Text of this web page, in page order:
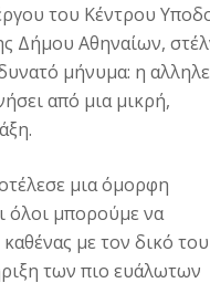
του Κέντρου
Δήμου Αθηναίων,
μήνυμα: η
από μια μικρή,
μια όμορφη
όλοι μπορούμε να
με τον δικό του
των πιο ευάλωτων